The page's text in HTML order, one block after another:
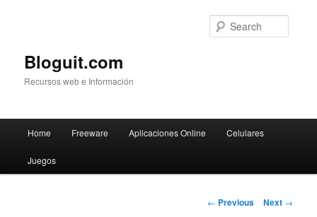
Bloguit.com
Recursos web e Información
Skip
to
Home Freeware Aplicaciones Online Celulares
Juegos
Post
← Previous Next →